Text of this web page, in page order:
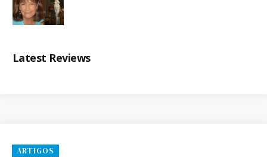
Latest Reviews
ARTIGOS